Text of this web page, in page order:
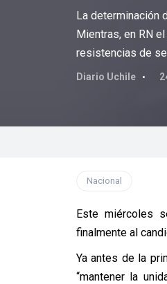
La determinación
Mientras, en RN
resistencias de
Diario Uchile
Nacional
Este miércoles
finalmente al
Ya antes de la
“mantener la